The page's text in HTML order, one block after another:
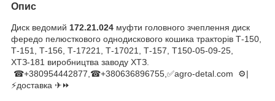
Опис
Диск ведомий 172.21.024 муфти головного зчеплення диск
фередо пелюсткового однодискового кошика тракторів Т-150,
Т-151, Т-156, Т-17221, Т-17021, Т-157, Т150-05-09-25,
ХТЗ-181 виробництва заводу ХТЗ.
☎+380954442877,☎+380636896755,✅agro-detal.com ⚙️|
⚡доставка ✈⏩